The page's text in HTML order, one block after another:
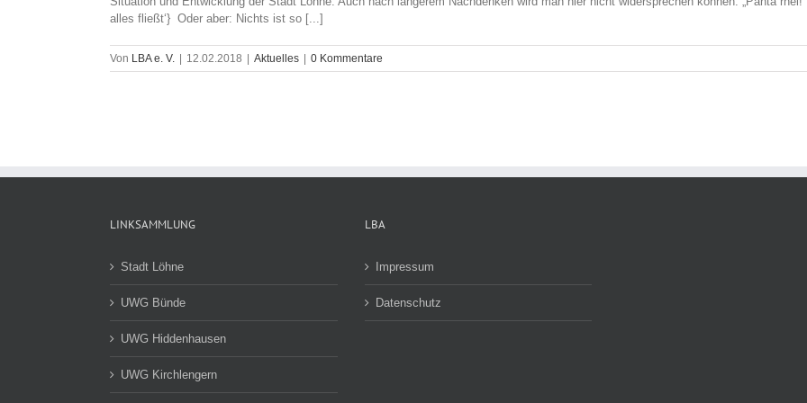
alles fließt‘} Oder aber: Nichts ist so [...]
Von LBA e. V. | 12.02.2018 | Aktuelles | 0 Kommentare
LINKSAMMLUNG
Stadt Löhne
UWG Bünde
UWG Hiddenhausen
UWG Kirchlengern
LBA
Impressum
Datenschutz